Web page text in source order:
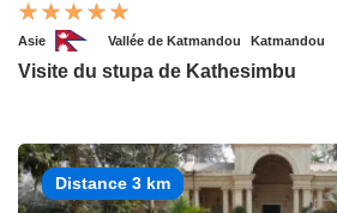
Asie Vallée de Katmandou Katmandou
Visite du stupa de Kathesimbu
Distance 3 km